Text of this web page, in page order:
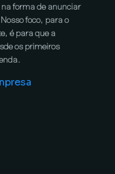
forma de anunciar
foco, para o
é para que a
os primeiros